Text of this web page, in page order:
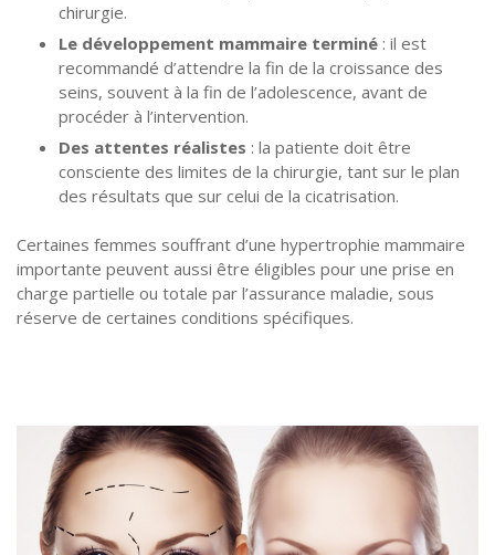
chirurgie.
Le développement mammaire terminé: il est
recommandé d’attendre la fin de la croissance des
seins, souvent à la fin de l’adolescence, avant de
procéder à l’intervention.
Des attentes réalistes : la patiente doit être
consciente des limites de la chirurgie, tant sur le plan
des résultats que sur celui de la cicatrisation.
Certaines femmes souffrant d’une hypertrophie mammaire
importante peuvent aussi être éligibles pour une prise en
charge partielle ou totale par l’assurance maladie, sous
réserve de certaines conditions spécifiques.